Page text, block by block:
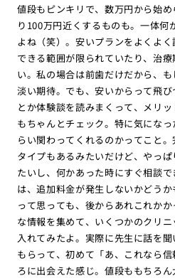
値段もピンキリで、数万円から始
り100万円近くするものも。一体何
よね（笑）。安いプランをよくよ
できる範囲が限られていたり、治
い。私の場合は前歯だけだから、
淡い期待。でも、安いからって飛
とか体験談を読みまくって、メリ
もちゃんとチェック。特に気にな
らい関わってくれるのかってこと
タイプもあるみたいだけど、やっ
たいし、何かあった時にすぐ相談
は、追加料金が発生しないかどう
って思っても、後からあれこれか
な情報を集めて、いくつかのクリ
入れてみたよ。実際に先生に話を
もらって、初めて「あ、これなら
ろに出会えた感じ。値段ももちろ